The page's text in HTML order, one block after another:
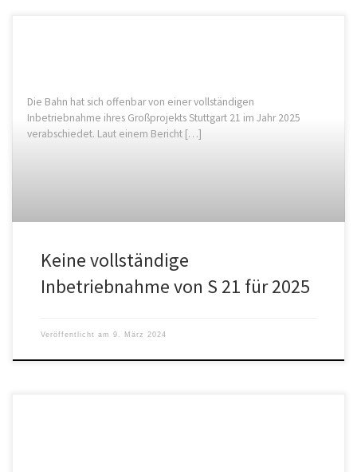
Die Bahn hat sich offenbar von einer vollständigen
Inbetriebnahme ihres Großprojekts Stuttgart 21 im Jahr 2025
verabschiedet. Laut einem Bericht […]
Keine vollständige
Inbetriebnahme von S 21 für 2025
Veröffentlicht am 9. März 2024